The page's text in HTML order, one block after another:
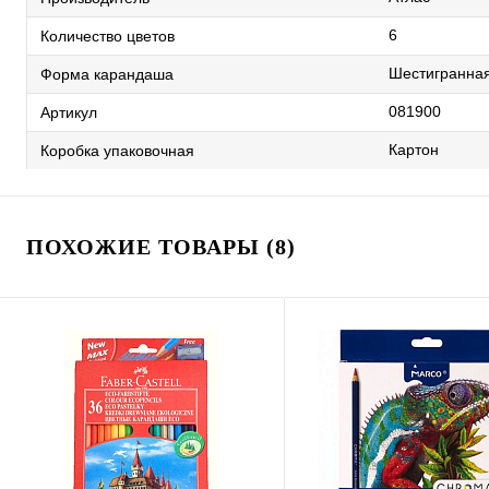
Количество цветов 6
Форма карандаша
Артикул 081900
Коробка упаковочная Картон
ПОХОЖИЕ ТОВАРЫ (8)